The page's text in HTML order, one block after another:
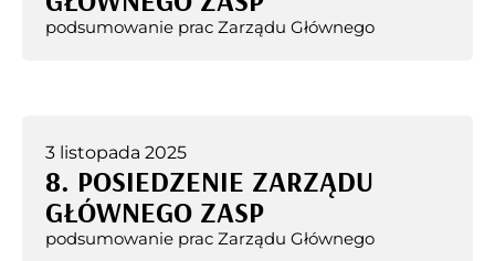
podsumowanie prac Zarządu Głównego
3 listopada 2025
8. POSIEDZENIE ZARZĄDU
GŁÓWNEGO ZASP
podsumowanie prac Zarządu Głównego